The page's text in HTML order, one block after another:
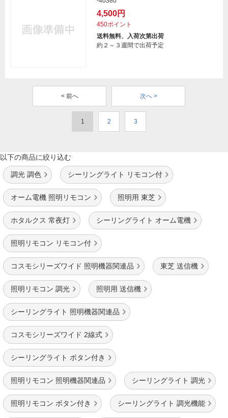
4,500円
450ポイント
送料無料、入荷次第出荷
約２～３週間で出荷予定
< 前へ 次へ >
1 2 3
以下の商品に絞り込む
調光 調色 シーリングライト リモコン付
オーム電機 照明リモコン 照明用 東芝
ホタルクス 常夜灯 シーリングライト オーム電機
照明リモコン リモコン付
コスモシリーズワイド 照明機器関連品 東芝 送信機
照明リモコン 調光 照明用 送信機
シーリングライト 照明機器関連品
コスモシリーズワイド 2線式
シーリングライト ボタン付き
照明リモコン 照明機器関連品 シーリングライト 調光
照明リモコン ボタン付き シーリングライト 調光機能